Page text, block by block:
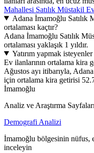
Mahallesi Satılık Müstakil
Adana İmamoğlu Satılık
ortalaması kaçtır?
Adana İmamoğlu Satılık
ortalaması yaklaşık 1 yıldır.
Yatırım yapmak
Ev ilanlarının ortalama kira
Ağustos ayı itibarıyla,
için ortalama kira getirisi
İmamoğlu
Analiz ve Araştırma Sayfaları
Demografi Analizi
İmamoğlu bölgesinin nüfus,
inceleyin